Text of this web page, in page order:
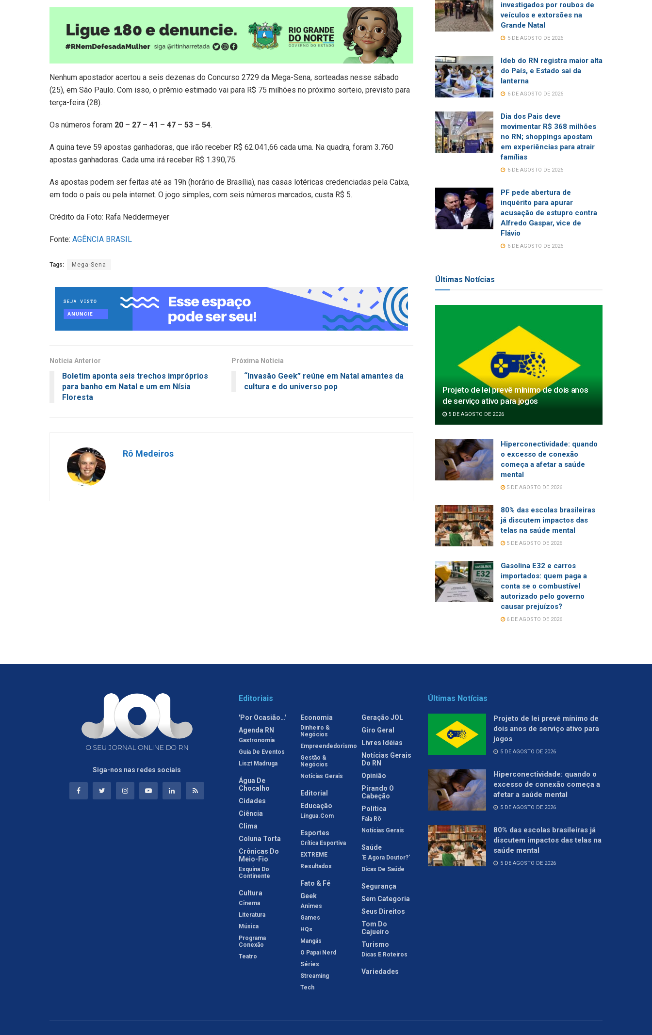
Nenhum apostador acertou a seis dezenas do Concurso 2729 da Mega-Sena, sorteadas nesse sábado
(25), em São Paulo. Com isso, o prêmio estimado vai para R$ 75 milhões no próximo sorteio, previsto para
terça-feira (28).
Os números foram 20 – 27 – 41 – 47 – 53 – 54.
A quina teve 59 apostas ganhadoras, que irão receber R$ 62.041,66 cada uma. Na quadra, foram 3.760
apostas ganhadoras. Cada uma irá receber R$ 1.390,75.
As apostas podem ser feitas até as 19h (horário de Brasília), nas casas lotéricas credenciadas pela Caixa,
em todo o país ou pela internet. O jogo simples, com seis números marcados, custa R$ 5.
Crédito da Foto: Rafa Neddermeyer
Fonte: AGÊNCIA BRASIL
Tags: Mega-Sena
Notícia Anterior
Boletim aponta seis trechos impróprios
para banho em Natal e um em Nísia
Floresta
Próxima Notícia
“Invasão Geek” reúne em Natal amantes da
cultura e do universo pop
Rô Medeiros
investigados por roubos de
veículos e extorsões na
Grande Natal
5 DE AGOSTO DE 2026
Ideb do RN registra maior alta
do País, e Estado sai da
lanterna
6 DE AGOSTO DE 2026
Dia dos Pais deve
movimentar R$ 368 milhões
no RN; shoppings apostam
em experiências para atrair
famílias
6 DE AGOSTO DE 2026
PF pede abertura de
inquérito para apurar
acusação de estupro contra
Alfredo Gaspar, vice de
Flávio
6 DE AGOSTO DE 2026
Últimas Notícias
Projeto de lei prevê mínimo de dois anos
de serviço ativo para jogos
5 DE AGOSTO DE 2026
Hiperconectividade: quando
o excesso de conexão
começa a afetar a saúde
mental
5 DE AGOSTO DE 2026
80% das escolas brasileiras
já discutem impactos das
telas na saúde mental
5 DE AGOSTO DE 2026
Gasolina E32 e carros
importados: quem paga a
conta se o combustível
autorizado pelo governo
causar prejuízos?
6 DE AGOSTO DE 2026
Siga-nos nas redes sociais
Editoriais
'Por Ocasião…'
Agenda RN
Gastronomia
Guia De Eventos
Liszt Madruga
Água De
Chocalho
Cidades
Ciência
Clima
Coluna Torta
Crônicas Do
Meio-Fio
Esquina Do
Continente
Cultura
Cinema
Literatura
Música
Programa
Conexão
Teatro
Economia
Dinheiro &
Negócios
Empreendedorismo
Gestão &
Negócios
Notícias Gerais
Editorial
Educação
Língua.com
Esportes
Crítica Esportiva
EXTREME
Resultados
Fato & Fé
Geek
Animes
Games
HQs
Mangás
O Papai Nerd
Séries
Streaming
Tech
Geração JOL
Giro Geral
Livres Idéias
Notícias Gerais
Do RN
Opinião
Pirando O
Cabeção
Política
Fala Rô
Notícias Gerais
Saúde
'E Agora Doutor?'
Dicas De Saúde
Segurança
Sem Categoria
Seus Direitos
Tom Do
Cajueiro
Turismo
Dicas E Roteiros
Variedades
Últimas Notícias
Projeto de lei prevê mínimo de
dois anos de serviço ativo para
jogos
5 DE AGOSTO DE 2026
Hiperconectividade: quando o
excesso de conexão começa a
afetar a saúde mental
5 DE AGOSTO DE 2026
80% das escolas brasileiras já
discutem impactos das telas na
saúde mental
5 DE AGOSTO DE 2026